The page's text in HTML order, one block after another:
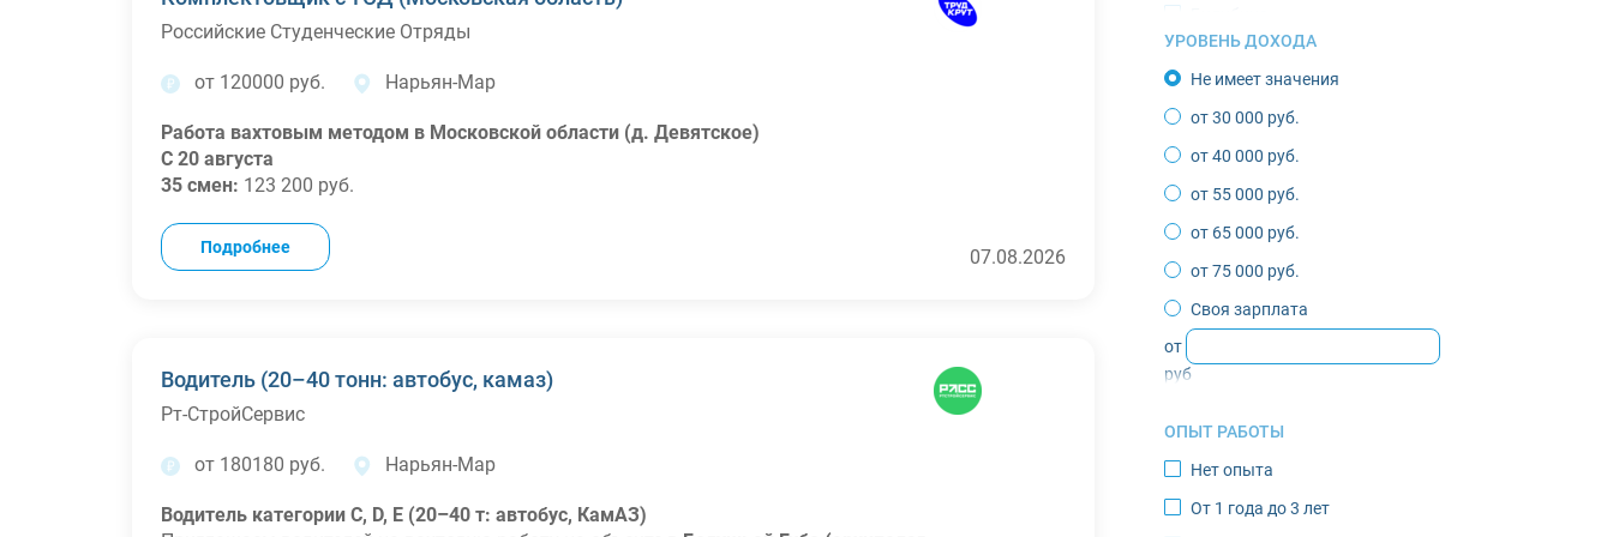
Верхоянск
Воркута
Губкинский
Депутатский
Жиганск
Зырянка
Игарка
Инта
Казачье
Кировск
Костомукша
Лабытнанги
УРОВЕНЬ ДОХОДА
Не имеет значения
от 30 000 руб.
от 40 000 руб.
от 55 000 руб.
от 65 000 руб.
от 75 000 руб.
Своя зарплата
от
руб
ОПЫТ РАБОТЫ
Нет опыта
От 1 года до 3 лет
Стильный мерч для работы
Российские Студенческие Отряды
от 120000 руб. Нарьян-Мар
Работа вахтовым методом в Московской области (д. Девятское)
С 20 августа
35 смен: 123 200 руб.
60 смен:211 200 руб.
*При выполнении нормы
Обязанности:
Получение и обработка заданий через ТСД
Поиск и отбор товаров на складе
Проверка качества и комплектности
Формирование и передача готовых заказов
Требования:
Подробнее 07.08.2026
Водитель (20–40 тонн: автобус, камаз)
Рт-СтройСервис
от 180180 руб. Нарьян-Мар
Водитель категории C, D, E (20–40 т: автобус, КамАЗ)